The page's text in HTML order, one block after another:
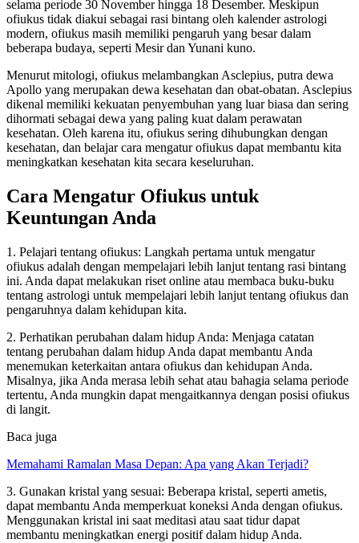
selama periode 30 November hingga 18 Desember. Meskipun
ofiukus tidak diakui sebagai rasi bintang oleh kalender astrologi
modern, ofiukus masih memiliki pengaruh yang besar dalam
beberapa budaya, seperti Mesir dan Yunani kuno.
Menurut mitologi, ofiukus melambangkan Asclepius, putra dewa
Apollo yang merupakan dewa kesehatan dan obat-obatan. Asclepius
dikenal memiliki kekuatan penyembuhan yang luar biasa dan sering
dihormati sebagai dewa yang paling kuat dalam perawatan
kesehatan. Oleh karena itu, ofiukus sering dihubungkan dengan
kesehatan, dan belajar cara mengatur ofiukus dapat membantu kita
meningkatkan kesehatan kita secara keseluruhan.
Cara Mengatur Ofiukus untuk
Keuntungan Anda
1. Pelajari tentang ofiukus: Langkah pertama untuk mengatur
ofiukus adalah dengan mempelajari lebih lanjut tentang rasi bintang
ini. Anda dapat melakukan riset online atau membaca buku-buku
tentang astrologi untuk mempelajari lebih lanjut tentang ofiukus dan
pengaruhnya dalam kehidupan kita.
2. Perhatikan perubahan dalam hidup Anda: Menjaga catatan
tentang perubahan dalam hidup Anda dapat membantu Anda
menemukan keterkaitan antara ofiukus dan kehidupan Anda.
Misalnya, jika Anda merasa lebih sehat atau bahagia selama periode
tertentu, Anda mungkin dapat mengaitkannya dengan posisi ofiukus
di langit.
Baca juga
Memahami Ramalan Masa Depan: Apa yang Akan Terjadi?
3. Gunakan kristal yang sesuai: Beberapa kristal, seperti ametis,
dapat membantu Anda memperkuat koneksi Anda dengan ofiukus.
Menggunakan kristal ini saat meditasi atau saat tidur dapat
membantu meningkatkan energi positif dalam hidup Anda.